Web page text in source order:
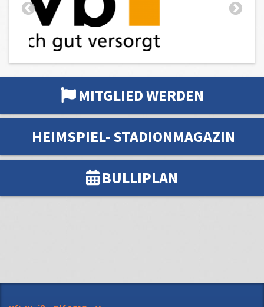
MITGLIED WERDEN
HEIMSPIEL- STADIONMAGAZIN
BULLIPLAN